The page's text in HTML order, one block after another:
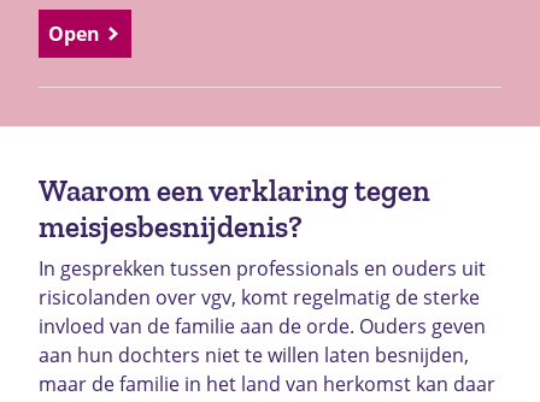
Open
Waarom een verklaring tegen
meisjesbesnijdenis?
In gesprekken tussen professionals en ouders uit
risicolanden over vgv, komt regelmatig de sterke
invloed van de familie aan de orde. Ouders geven
aan hun dochters niet te willen laten besnijden,
maar de familie in het land van herkomst kan daar